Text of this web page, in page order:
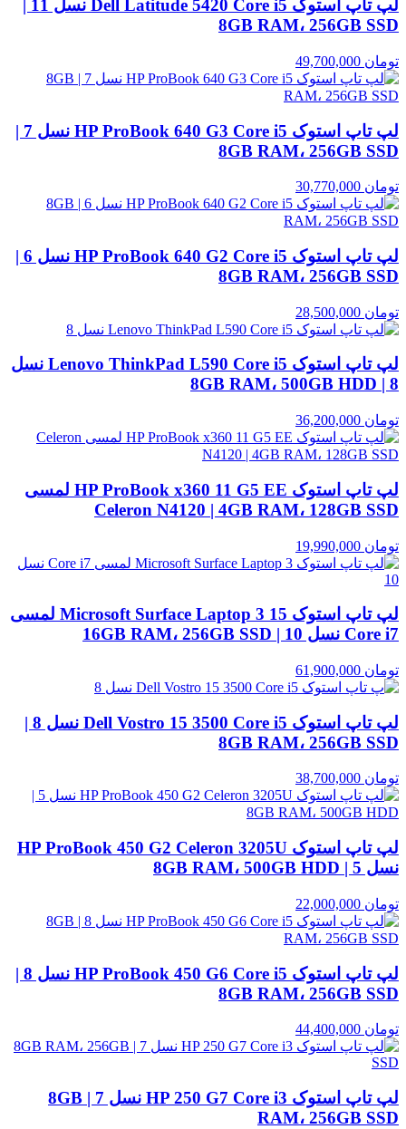
8GB RAM، 256GB SSD
تومان
لپ تاپ استوک HP ProBook 640 G3 Core i5 نسل 7 |
8GB RAM، 256GB SSD
تومان
لپ تاپ استوک HP ProBook 640 G2 Core i5 نسل 6 |
8GB RAM، 256GB SSD
تومان
لپ تاپ استوک Lenovo ThinkPad L590 Core i5 نسل
8 | 8GB RAM، 500GB HDD
تومان
لپ تاپ استوک HP ProBook x360 11 G5 EE لمسی
Celeron N4120 | 4GB RAM، 128GB SSD
تومان
لپ تاپ استوک Microsoft Surface Laptop 3 15 لمسی
Core i7 نسل 10 | 16GB RAM، 256GB SSD
تومان
لپ تاپ استوک Dell Vostro 15 3500 Core i5 نسل 8 |
8GB RAM، 256GB SSD
تومان
لپ تاپ استوک HP ProBook 450 G2 Celeron 3205U
نسل 5 | 8GB RAM، 500GB HDD
تومان
لپ تاپ استوک HP ProBook 450 G6 Core i5 نسل 8 |
8GB RAM، 256GB SSD
تومان
لپ تاپ استوک HP 250 G7 Core i3 نسل 7 | 8GB
RAM، 256GB SSD